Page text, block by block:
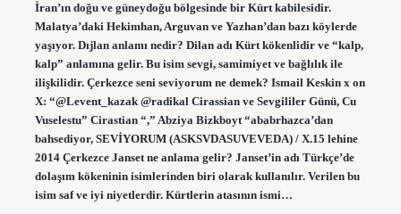
İran’ın doğu ve güneydoğu bölgesinde bir Kürt kabilesidir.
Malatya’daki Hekimhan, Arguvan ve Yazhan’dan bazı köylerde
yaşıyor. Dıjlan anlamı nedir? Dilan adı Kürt kökenlidir ve “kalp,
kalp” anlamına gelir. Bu isim sevgi, samimiyet ve bağlılık ile
ilişkilidir. Çerkezce seni seviyorum ne demek? Ismail Keskin x on
X: “@Levent_kazak @radikal Cirassian ve Sevgililer Günü, Cu
Vuselestu” Cirastian “,” Abziya Bizkboyt “ababrhazca’dan
bahsediyor, SEVİYORUM (ASKSVDASUVEVEDA) / X.15 lehine
2014 Çerkezce Janset ne anlama gelir? Janset’in adı Türkçe’de
dolaşım kökeninin isimlerinden biri olarak kullanılır. Verilen bu
isim saf ve iyi niyetlerdir. Kürtlerin atasının ismi…